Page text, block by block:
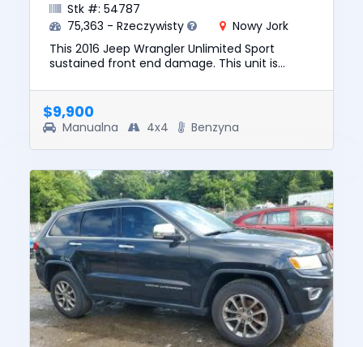
Stk #: 54787
75,363 - Rzeczywisty
Nowy Jork
This 2016 Jeep Wrangler Unlimited Sport
sustained front end damage. This unit is
value of this vehicle was $...
$9,900
Manualna 4x4 Benzyna